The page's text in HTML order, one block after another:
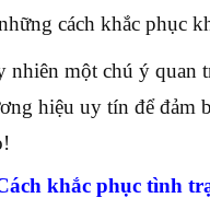
cách khắc phục
nhiên một chú ý quan
hiệu uy tín để đảm
khắc phục tình